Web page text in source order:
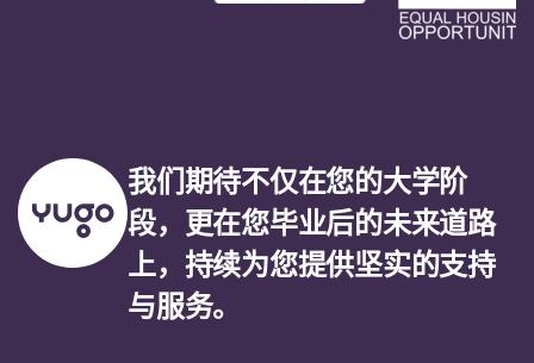
我们期待不仅在您的大学阶
段，更在您毕业后的未来道路
上，持续为您提供坚实的支持
与服务。